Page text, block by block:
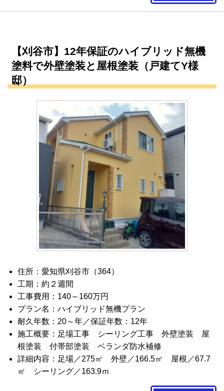
【刈谷市】12年保証のハイブリッド無機
塗料で外壁塗装と屋根塗装（戸建てY様
邸）
住所：愛知県刈谷市（364）
工期：約２週間
工事費用：140～160万円
プラン名：ハイブリッド無機プラン
耐久年数：20～年／保証年数：12年
施工概要：足場工事 シーリング工事 外壁塗装 屋
根塗装 付帯部塗装 ベランダ防水補修
詳細内容：足場／275㎡ 外壁／166.5㎡ 屋根／67.7
㎡ シーリング／163.9ｍ